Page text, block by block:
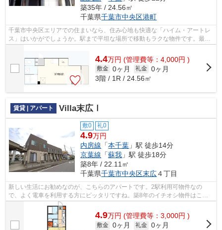
築35年 / 24.56㎡
千葉県千葉市中央区港町
千葉市中央区エリアでの住まいなら、住み心地も快適な「ハイム・アートレ
ス」はいかがでしょうか。駅まで平坦な場所で移動もラクな物件です。最上
4.4万円 (管理費等：4,000円 )
敷金 0ヶ月 礼金 0ヶ月
3階 / 1R / 24.56㎡
賃貸 | アパート Villa末広Ⅰ
敷0 礼0
4.9万円
内房線 「本千葉 」駅 徒歩14分
京葉線 「蘇我 」駅 徒歩18分
築8年 / 22.11㎡
千葉県千葉市中央区末広４丁目
新しい生活にお勧めなのが、こちらのアパートです。2駅利用可物件なの
で、よく電車を利用する方にピッタリですね。築8年のイチオシ物件はこち
らです。この物件は駅まで徒歩14分の立地...
4.9万円 (管理費等：3,000円 )
敷金 0ヶ月 礼金 0ヶ月